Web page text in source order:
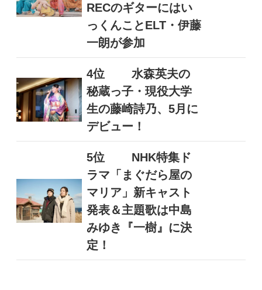
RECのギターにはい
っくんことELT・伊藤
一朗が参加
4位
水森英夫の
秘蔵っ子・現役大学
生の藤崎詩乃、5月に
デビュー！
5位
NHK特集ド
ラマ「まぐだら屋の
マリア」新キャスト
発表＆主題歌は中島
みゆき『一樹』に決
定！